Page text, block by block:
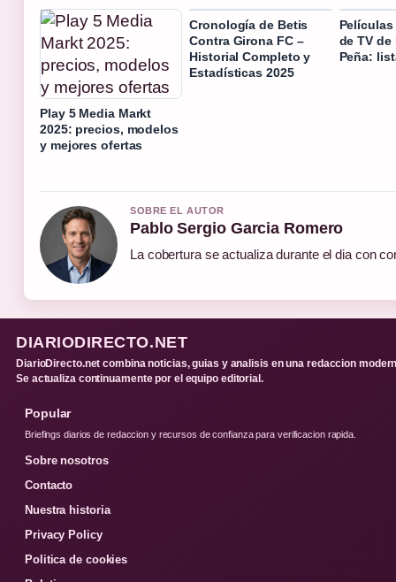
Play 5 Media Markt
2025: precios, modelos
y mejores ofertas
Cronología de Betis
Contra Girona FC –
Historial Completo y
Estadísticas 2025
de TV de
Peña:
SOBRE EL AUTOR
Pablo Sergio Garcia Romero
La cobertura se actualiza durante el dia con
DIARIODIRECTO.NET
DiarioDirecto.net combina noticias, guias y analisis en una redaccion
Se actualiza continuamente por el equipo editorial.
Popular
Briefings diarios de redaccion y recursos de confianza para verificacion rapida.
Sobre nosotros
Contacto
Nuestra historia
Privacy Policy
Politica de cookies